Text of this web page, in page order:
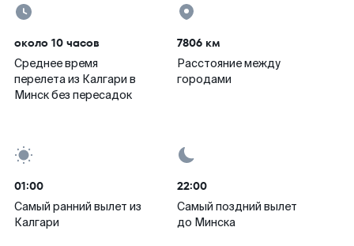
около 10 часов
Среднее время
перелета из Калгари в
Минск без пересадок
7806 км
Расстояние между
городами
01:00
Самый ранний вылет из
Калгари
22:00
Самый поздний вылет
до Минска